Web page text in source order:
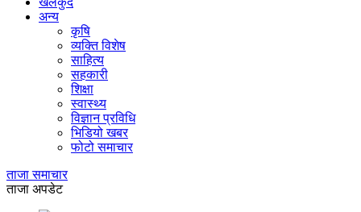
अन्य
कृषि
व्यक्ति विशेष
साहित्य
सहकारी
शिक्षा
स्वास्थ्य
विज्ञान प्रविधि
भिडियो खबर
फोटो समाचार
ताजा समाचार
ताजा अपडेट